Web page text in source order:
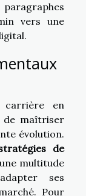
vers une
en
de maîtriser
évolution.
de
multitude
ses
Pour